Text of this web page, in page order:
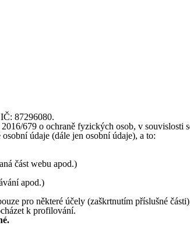
87296080.
679 o ochraně fyzických osob, v
údaje (dále jen osobní údaje), a to:
část webu apod.)
apod.)
pro některé účely (zaškrtnutím příslušné
k profilování.